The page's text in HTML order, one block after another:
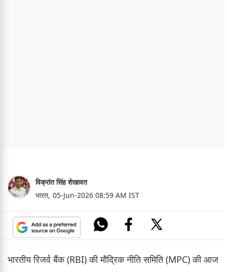
विक्रांत सिंह शेखावत
भारत, 05-Jun-2026 08:59 AM IST
भारतीय रिजर्व बैंक (RBI) की मौद्रिक नीति समिति (MPC) की आज